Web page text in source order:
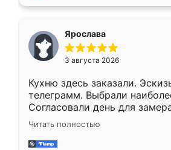
Ярослава
3 августа 2026
Кухню здесь заказали.
телеграмм. Выбрали
Согласовали день для
недели кухня была уже
довольны работой. Спасибо
мебель за качественную
Читать полностью